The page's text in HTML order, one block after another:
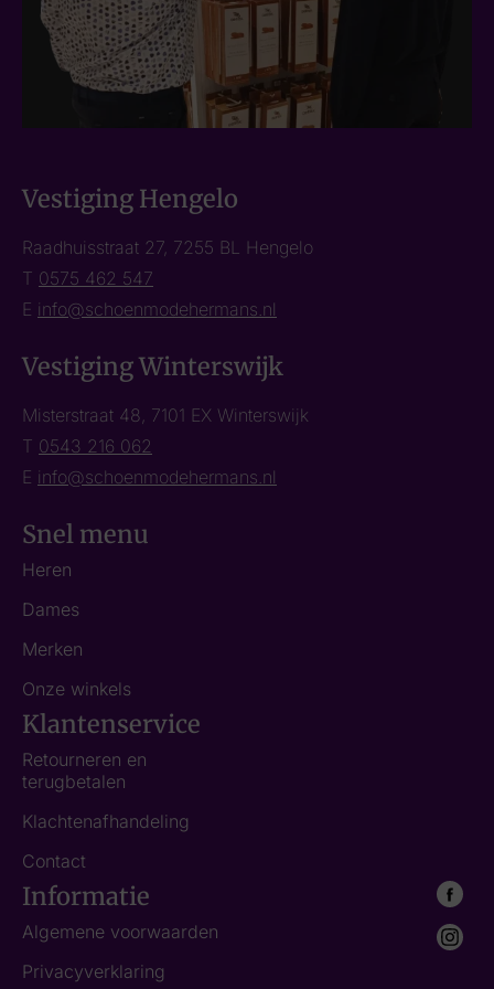
Vestiging Hengelo
Raadhuisstraat 27, 7255 BL Hengelo
T 0575 462 547
E info@schoenmodehermans.nl
Vestiging Winterswijk
Misterstraat 48, 7101 EX Winterswijk
T 0543 216 062
E info@schoenmodehermans.nl
Snel menu
Heren
Dames
Merken
Onze winkels
Klantenservice
Retourneren en
terugbetalen
Klachtenafhandeling
Contact
Informatie
Algemene voorwaarden
Privacyverklaring